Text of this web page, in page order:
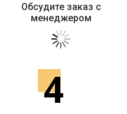
Обсудите заказ с
менеджером
4